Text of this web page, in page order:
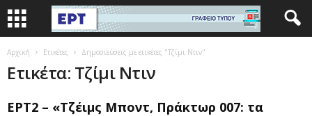
Αρχική Ετικέτες Δημοσιεύσεις με ετικέτες "Τζίμι Ντιν"
Ετικέτα: Τζίμι Ντιν
ΕΡΤ2 – «Τζέιμς Μποντ, Πράκτωρ 007: τα